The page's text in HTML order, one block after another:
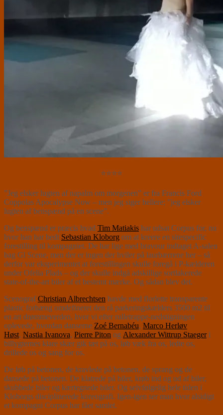
⭐⭐⭐⭐
”Jeg elsker lugten af napalm om morgenen” er fra Francis Ford
Coppolas Apocalypse Now – men jeg siger hellere; ”jeg elsker
lugten af benspænd på en scene”.
Og benspænd er præcis hvad Tim Matiakis har udsat Corpus for, nu
hvor han har bedt Sebastian Kloborg om at kreere en sitespecific
forestilling til kompagniet. De har lige med bravour indtaget A-salen
bag Gl Scene, men der er ingen der hviler på laurbærrene her – så
derfor var eksperimentet at forestillingen skulle foregå i P-kælderen
under Ofelia Plads – og der skulle indgå adskillige sortlakerede
state-of-the-art biler af et bestemt mærke. Og sådan blev det.
ScenografChristian Albrechtsen havde med florlette transparente
plastic forhæng omdefineret den rå parkeringskælders 3500 m2 til
en art drømmeverden, hvor vi efter rulletrappe-nedstigningen
oplevede, hvordan danserne Zoé Bernabéu, Marco Herløv
Høst, Nastia Ivanova, Pierre Piton og Alexander Wittrup Staegeri
billygternes klare skær gik tæt på os, løb væk fra os, ledte os,
drillede os og sang for os.
De løb på betonen, de kravlede på betonen, de sprang og de
dansede på betonen. De klatrede på biler, krøb ind og ud af biler,
skubbede biler og kærtegnede biler. Og selvfølgelig hele tiden i
Kloborgs disciplinerede koreografi. Igen-igen ser man hvor alsidigt
et kompagni Corpus har fået samlet.